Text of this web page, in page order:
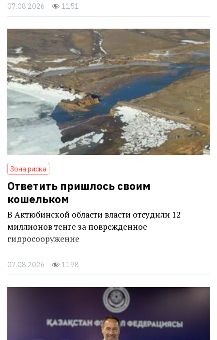
07.08.2026 1151
Зона риска
Ответить пришлось своим
кошельком
В Актюбинской области власти отсудили 12
миллионов тенге за поврежденное
гидросооружение
07.08.2026 1198